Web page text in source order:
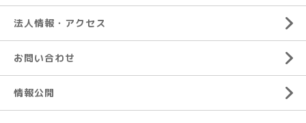
法人情報・アクセス
お問い合わせ
情報公開